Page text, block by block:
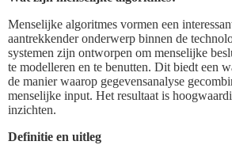
Menselijke algoritmes vormen een
aantrekkender onderwerp binnen de
systemen zijn ontworpen om menselijke
te modelleren en te benutten. Dit biedt een
de manier waarop gegevensanalyse
menselijke input. Het resultaat is
inzichten.
Definitie en uitleg